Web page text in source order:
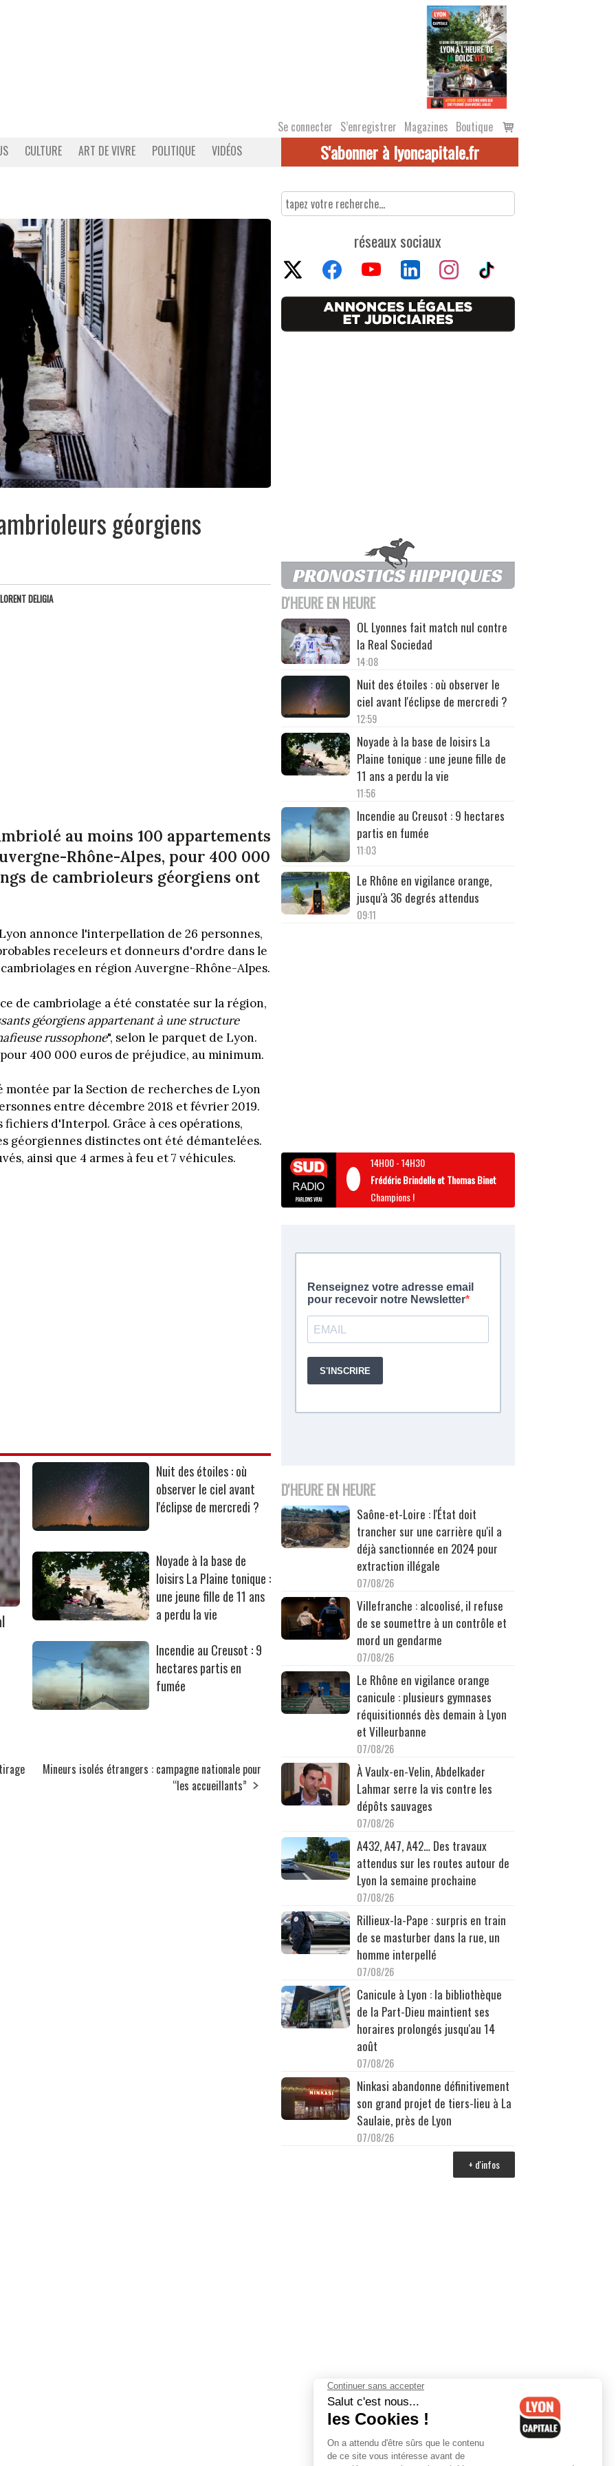
Se connecter S’enregistrer Magazines Boutique
Voir
le
CULTURE ART DE VIVRE POLITIQUE VIDÉOS S'abonner à lyoncapitale.fr
géorgiens
DELIGIA
au moins 100 appartements
Rhône-Alpes, pour 400 000
de cambrioleurs géorgiens ont
annonce l'interpellation de 26 personnes,
receleurs et donneurs d'ordre dans le
en région Auvergne-Rhône-Alpes.
de cambriolage a été constatée sur la région,
géorgiens appartenant à une structure
russophone", selon le parquet de Lyon.
400 000 euros de préjudice, au minimum.
par la Section de recherches de Lyon
entre décembre 2018 et février 2019.
d'Interpol. Grâce à ces opérations,
géorgiennes distinctes ont été démantelées.
ainsi que 4 armes à feu et 7 véhicules.
Nuit des étoiles : où
observer le ciel avant
l'éclipse de mercredi ?
Noyade à la base de
loisirs La Plaine tonique :
une jeune fille de 11 ans
a perdu la vie
Incendie au Creusot : 9
hectares partis en
fumée
Mineurs isolés étrangers : campagne nationale pour
“les accueillants”
réseaux sociaux
D'HEURE EN HEURE
OL Lyonnes fait match nul contre
la Real Sociedad
14:08
Nuit des étoiles : où observer le
ciel avant l'éclipse de mercredi ?
12:59
Noyade à la base de loisirs La
Plaine tonique : une jeune fille de
11 ans a perdu la vie
11:56
Incendie au Creusot : 9 hectares
partis en fumée
11:03
Le Rhône en vigilance orange,
jusqu'à 36 degrés attendus
09:11
14H00-14H30
Frédéric Brindelle et Thomas Binet
Champions !
D'HEURE EN HEURE
Saône-et-Loire : l'État doit
trancher sur une carrière qu'il a
déjà sanctionnée en 2024 pour
extraction illégale
07/08/26
Villefranche : alcoolisé, il refuse
de se soumettre à un contrôle et
mord un gendarme
07/08/26
Le Rhône en vigilance orange
canicule : plusieurs gymnases
réquisitionnés dès demain à Lyon
et Villeurbanne
07/08/26
À Vaulx-en-Velin, Abdelkader
Lahmar serre la vis contre les
dépôts sauvages
07/08/26
A432, A47, A42… Des travaux
attendus sur les routes autour de
Lyon la semaine prochaine
07/08/26
Rillieux-la-Pape : surpris en train
de se masturber dans la rue, un
homme interpellé
07/08/26
Canicule à Lyon : la bibliothèque
de la Part-Dieu maintient ses
horaires prolongés jusqu'au 14
août
07/08/26
Ninkasi abandonne définitivement
son grand projet de tiers-lieu à La
Saulaie, près de Lyon
07/08/26
+ d'infos